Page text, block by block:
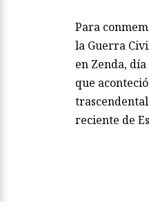
Para
la Guerra
en Zenda,
que
reciente de